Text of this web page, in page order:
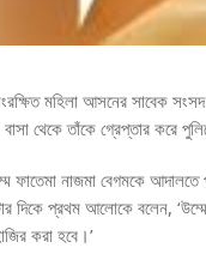
মহিলা আসনের সাবেক
থেকে তাঁকে গ্রেপ্তার করে
নাজমা বেগমকে আদালতে
দিকে প্রথম আলোকে বলেন,
করা হবে।’